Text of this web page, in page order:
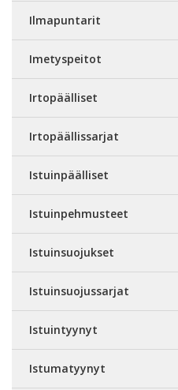
Ilmapuntarit
Imetyspeitot
Irtopäälliset
Irtopäällissarjat
Istuinpäälliset
Istuinpehmusteet
Istuinsuojukset
Istuinsuojussarjat
Istuintyynyt
Istumatyynyt